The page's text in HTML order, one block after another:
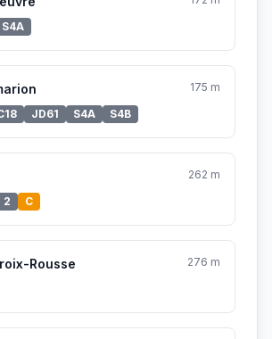
S4A
175 m
JD61 S4A S4B
262 m
2 C
Rousse
276 m